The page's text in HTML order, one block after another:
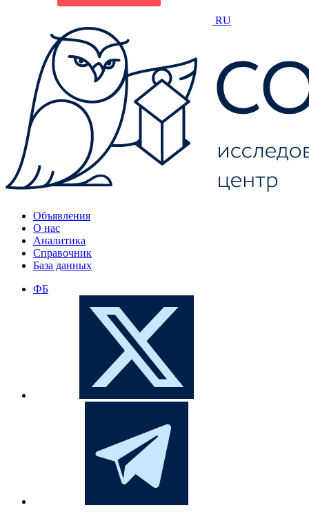
RU
Объявления
О нас
Аналитика
Справочник
База данных
ФБ